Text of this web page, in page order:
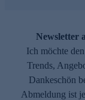
Newsletter
Ich möchte
Trends,
Dankeschön
Abmeldung ist